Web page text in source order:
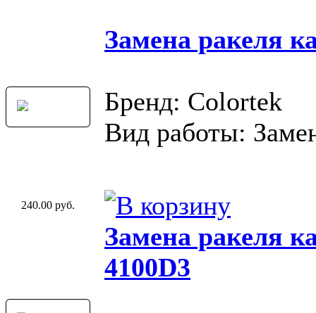
Замена ракеля
Бренд: Colortek
Вид работы:
240.00 руб.
Замена ракеля
4100D3